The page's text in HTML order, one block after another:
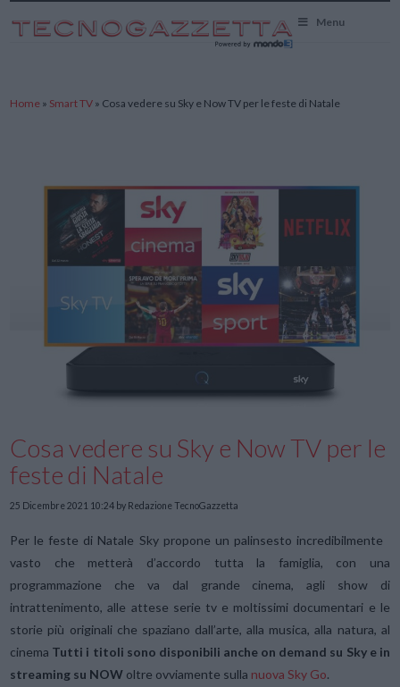
Menu
Home » Smart TV » Cosa vedere su Sky e Now TV per le feste di Natale
Cosa vedere su Sky e Now TV per le
feste di Natale
25 Dicembre 2021 10:24 by Redazione TecnoGazzetta
Per le feste di Natale Sky propone un palinsesto incredibilmente
vasto che metterà d’accordo tutta la famiglia, con una
programmazione che va dal grande cinema, agli show di
intrattenimento, alle attese serie tv e moltissimi documentari e le
storie più originali che spaziano dall’arte, alla musica, alla natura, al
cinema Tutti i titoli sono disponibili anche on demand su Sky e in
streaming su NOW oltre ovviamente sulla nuova Sky Go.